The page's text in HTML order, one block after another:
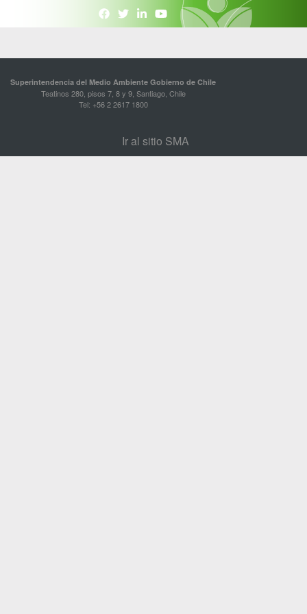
Superintendencia del Medio Ambiente Gobierno de Chile
Teatinos 280, pisos 7, 8 y 9, Santiago, Chile
Tel: +56 2 2617 1800
Ir al sitio SMA